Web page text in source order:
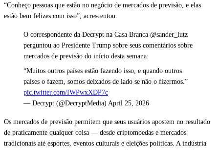
“Conheço pessoas que estão no negócio de mercados de previsão, e elas
estão bem felizes com isso”, acrescentou.
O correspondente da Decrypt na Casa Branca @sander_lutz
perguntou ao Presidente Trump sobre seus comentários sobre
mercados de previsão do início desta semana:
“Muitos outros países estão fazendo isso, e quando outros
países o fazem, somos deixados de lado se não o fizermos.”
pic.twitter.com/IWPwxXDP7c
— Decrypt (@DecryptMedia) April 25, 2026
Os mercados de previsão permitem que seus usuários apostem no resultado
de praticamente qualquer coisa — desde criptomoedas e mercados
tradicionais até esportes, eventos culturais e eleições políticas. A indústria